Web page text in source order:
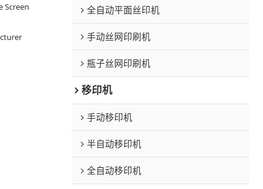
Screen
全自动平面丝印机
手动丝网印刷机
瓶子丝网印刷机
移印机
手动移印机
半自动移印机
全自动移印机